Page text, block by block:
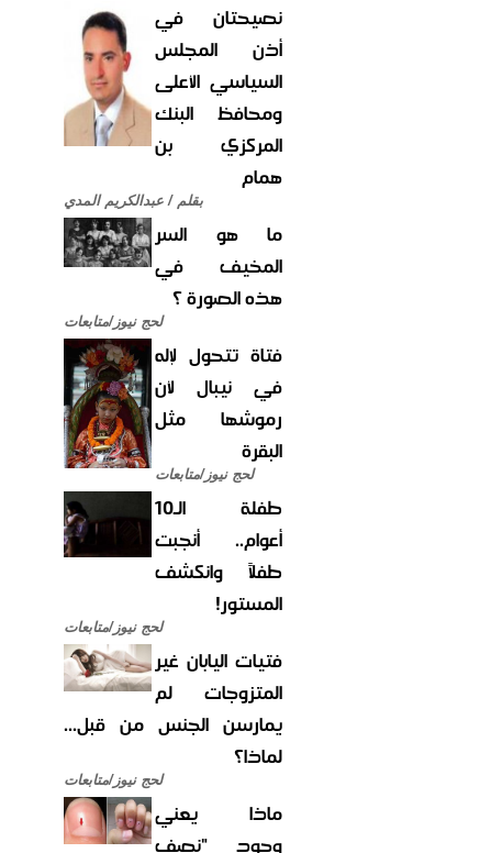
نصيحتان في
أذن المجلس
السياسي الأعلى
ومحافظ البنك
المركزي بن
همام
بقلم / عبدالكريم المدي
ما هو السر
المخيف في
هذه الصورة ؟
لحج نيوز/متابعات
فتاة تتحول لإله
في نيبال لأن
رموشها مثل
البقرة
لحج نيوز/متابعات
طفلة الـ10
أعوام.. أنجبت
طفلاً وانكشف
المستور!
لحج نيوز/متابعات
فتيات اليابان غير
المتزوجات لم
يمارسن الجنس من قبل...
لماذا؟
لحج نيوز/متابعات
ماذا يعني
وجود "نصف